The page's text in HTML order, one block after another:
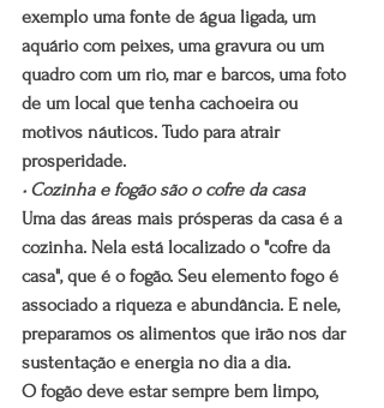
exemplo uma fonte de água ligada, um
aquário com peixes, uma gravura ou um
quadro com um rio, mar e barcos, uma foto
de um local que tenha cachoeira ou
motivos náuticos. Tudo para atrair
prosperidade.
• Cozinha e fogão são o cofre da casa
Uma das áreas mais prósperas da casa é a
cozinha. Nela está localizado o "cofre da
casa", que é o fogão. Seu elemento fogo é
associado a riqueza e abundância. E nele,
preparamos os alimentos que irão nos dar
sustentação e energia no dia a dia.
O fogão deve estar sempre bem limpo,